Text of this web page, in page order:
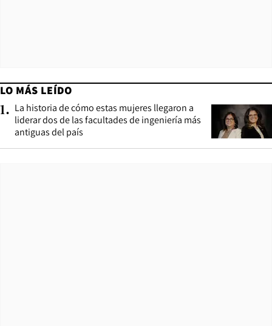
LO MÁS LEÍDO
1. La historia de cómo estas mujeres llegaron a
liderar dos de las facultades de ingeniería más
antiguas del país